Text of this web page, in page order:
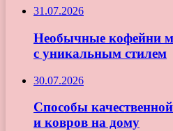
31.07.2026
Необычные кофейни
с уникальным стилем
30.07.2026
Способы
и ковров на дому